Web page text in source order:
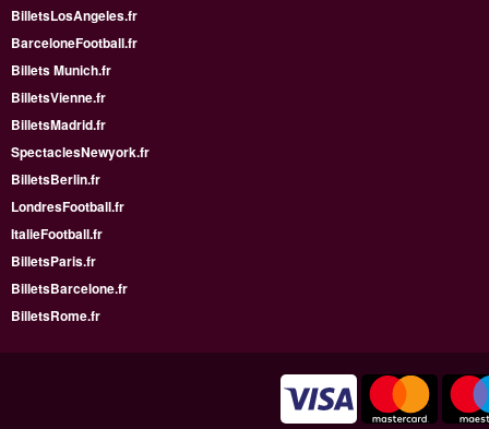
BilletsLosAngeles.fr
BarceloneFootball.fr
Billets Munich.fr
BilletsVienne.fr
BilletsMadrid.fr
SpectaclesNewyork.fr
BilletsBerlin.fr
LondresFootball.fr
ItalieFootball.fr
BilletsParis.fr
BilletsBarcelone.fr
BilletsRome.fr